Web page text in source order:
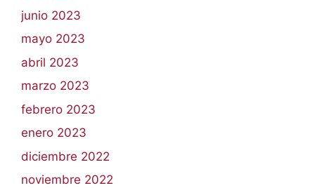
junio 2023
mayo 2023
abril 2023
marzo 2023
febrero 2023
enero 2023
diciembre 2022
noviembre 2022